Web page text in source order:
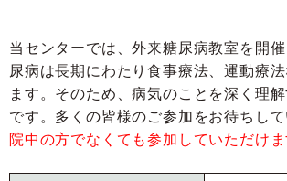
当センターでは、外来糖尿病教室を開
尿病は長期にわたり食事療法、運動療
ます。そのため、病気のことを深く理
です。多くの皆様のご参加をお待ちして
院中の方でなくても参加していただけ